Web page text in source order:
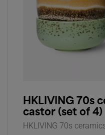
HKLIVING 70s
castor (set of 4)
HKLIVING 70s